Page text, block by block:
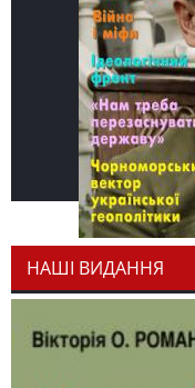
НАШІ ВИДАННЯ